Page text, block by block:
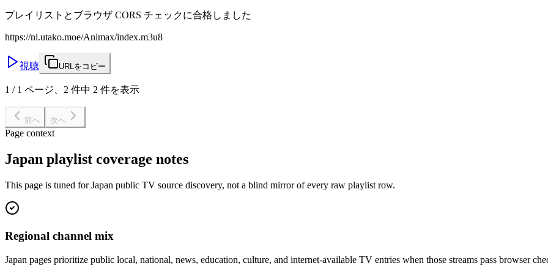
プレイリストとブラウザ CORS チェックに合格しました
https://nl.utako.moe/Animax/index.m3u8
視聴 URLをコピー
1 / 1 ページ、2 件中 2 件を表示
前へ 次へ
Page context
Japan playlist coverage notes
This page is tuned for Japan public TV source discovery, not a blind mirror of every raw playlist row.
Regional channel mix
Japan pages prioritize public local, national, news, education, culture, and internet-available TV entries when those streams pass browser